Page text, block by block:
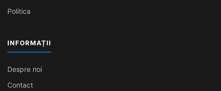
Politica
INFORMAȚII
Despre noi
Contact